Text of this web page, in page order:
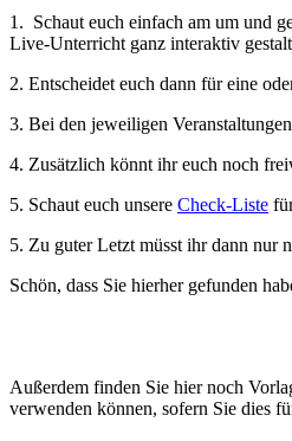
1. Schaut euch einfach am um und
Live-Unterricht ganz interaktiv
2. Entscheidet euch dann für eine
3. Bei den jeweiligen
4. Zusätzlich könnt ihr euch noch
5. Schaut euch unsere Check-Liste
5. Zu guter Letzt müsst ihr dann nur
Schön, dass Sie hierher gefunden
Außerdem finden Sie hier noch
verwenden können, sofern Sie dies